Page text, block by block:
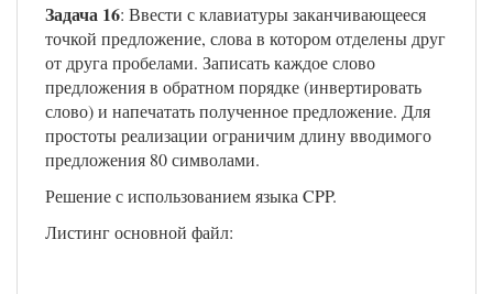
Задача 16: Ввести с клавиатуры заканчивающееся
точкой предложение, слова в котором отделены друг
от друга пробелами. Записать каждое слово
предложения в обратном порядке (инвертировать
слово) и напечатать полученное предложение. Для
простоты реализации ограничим длину вводимого
предложения 80 символами.
Решение с использованием языка CPP.
Листинг основной файл: